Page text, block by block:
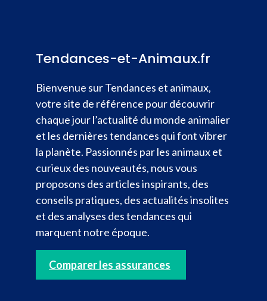
Tendances-et-Animaux.fr
Bienvenue sur Tendances et animaux,
votre site de référence pour découvrir
chaque jour l’actualité du monde animalier
et les dernières tendances qui font vibrer
la planète. Passionnés par les animaux et
curieux des nouveautés, nous vous
proposons des articles inspirants, des
conseils pratiques, des actualités insolites
et des analyses des tendances qui
marquent notre époque.
Comparer les assurances